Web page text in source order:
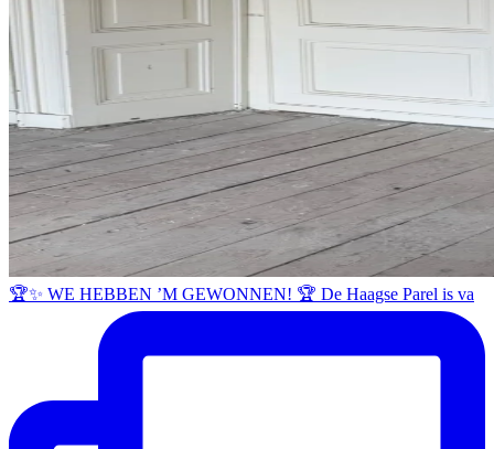
🏆✨ WE HEBBEN ’M GEWONNEN! 🏆 De Haagse Parel is va